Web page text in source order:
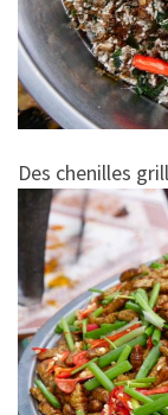
Des chenilles